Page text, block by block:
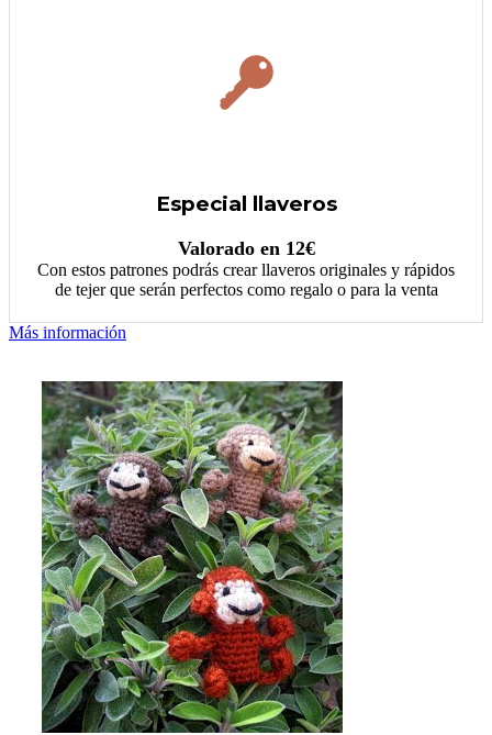
Especial llaveros
Valorado en 12€
Con estos patrones podrás crear llaveros originales y rápidos
de tejer que serán perfectos como regalo o para la venta
Más información